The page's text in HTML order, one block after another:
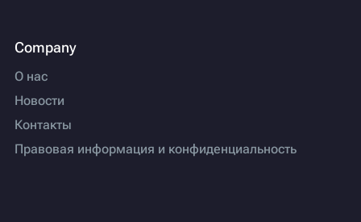
Company
О нас
Новости
Контакты
Правовая информация и конфиденциальность